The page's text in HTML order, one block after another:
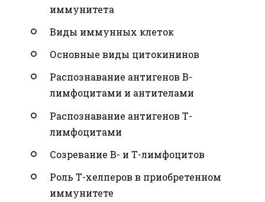
иммунитета
Виды иммунных клеток
Основные виды цитокининов
Распознавание антигенов В-
лимфоцитами и антителами
Распознавание антигенов Т-
лимфоцитами
Созревание В- и Т-лимфоцитов
Роль Т-хелперов в приобретенном
иммунитете